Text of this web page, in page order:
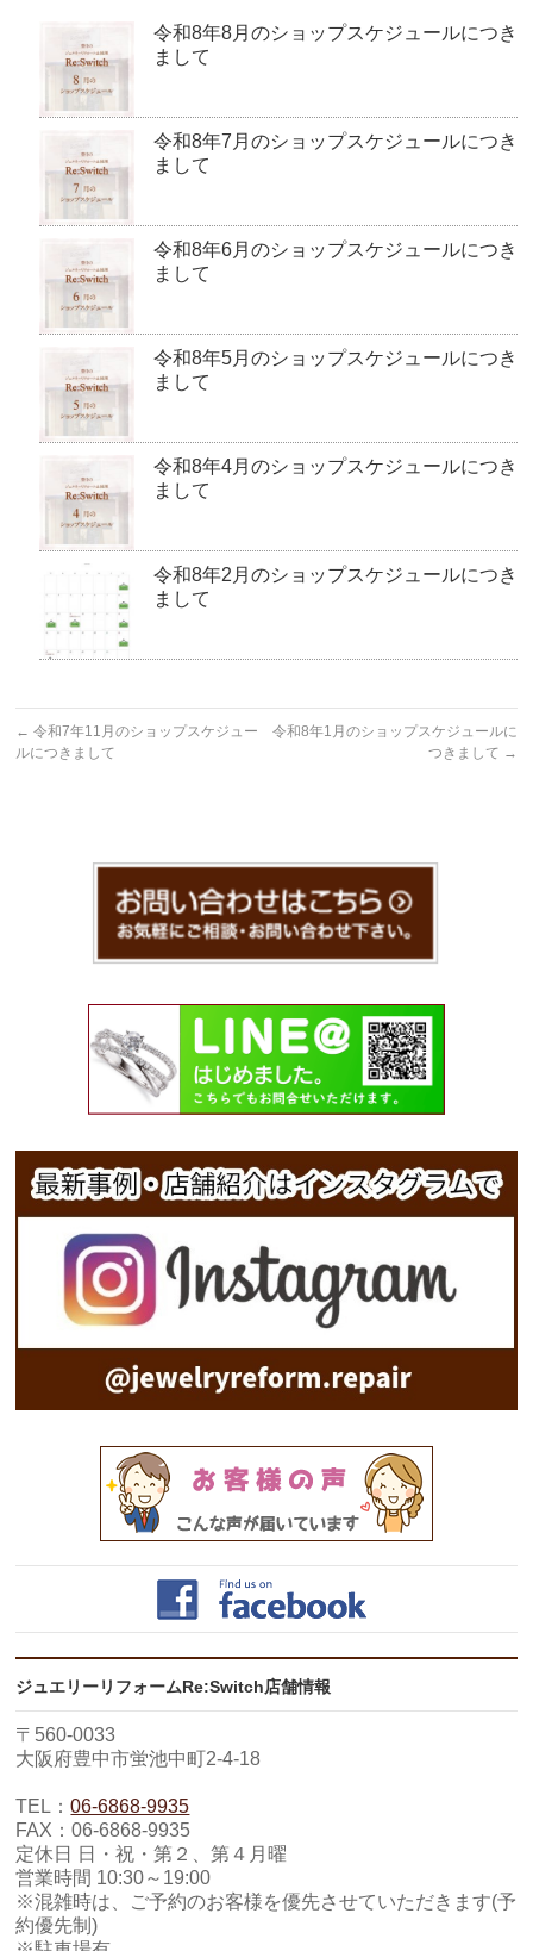
令和8年8月のショップスケジュールにつき
まして
令和8年7月のショップスケジュールにつき
まして
令和8年6月のショップスケジュールにつき
まして
令和8年5月のショップスケジュールにつき
まして
令和8年4月のショップスケジュールにつき
まして
令和8年2月のショップスケジュールにつき
まして
← 令和7年11月のショップスケジュー
ルにつきまして
令和8年1月のショップスケジュールに
つきまして →
ジュエリーリフォームRe:Switch店舗情報
〒560-0033
大阪府豊中市蛍池中町2-4-18
TEL：06-6868-9935
FAX：06-6868-9935
定休日 日・祝・第２、第４月曜
営業時間 10:30～19:00
※混雑時は、ご予約のお客様を優先させていただきます(予
約優先制)